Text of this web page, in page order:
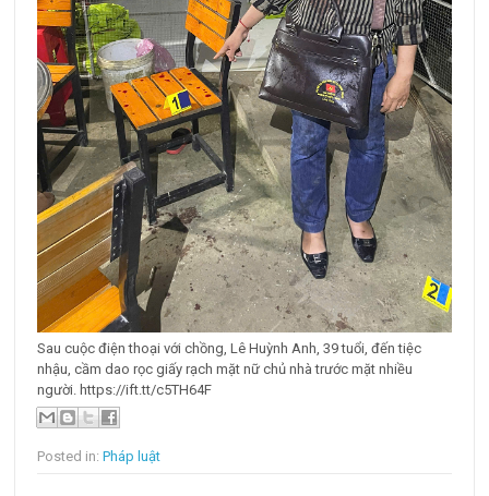
Sau cuộc điện thoại với chồng, Lê Huỳnh Anh, 39 tuổi, đến tiệc
nhậu, cầm dao rọc giấy rạch mặt nữ chủ nhà trước mặt nhiều
người. https://ift.tt/c5TH64F
Posted in:Pháp luật